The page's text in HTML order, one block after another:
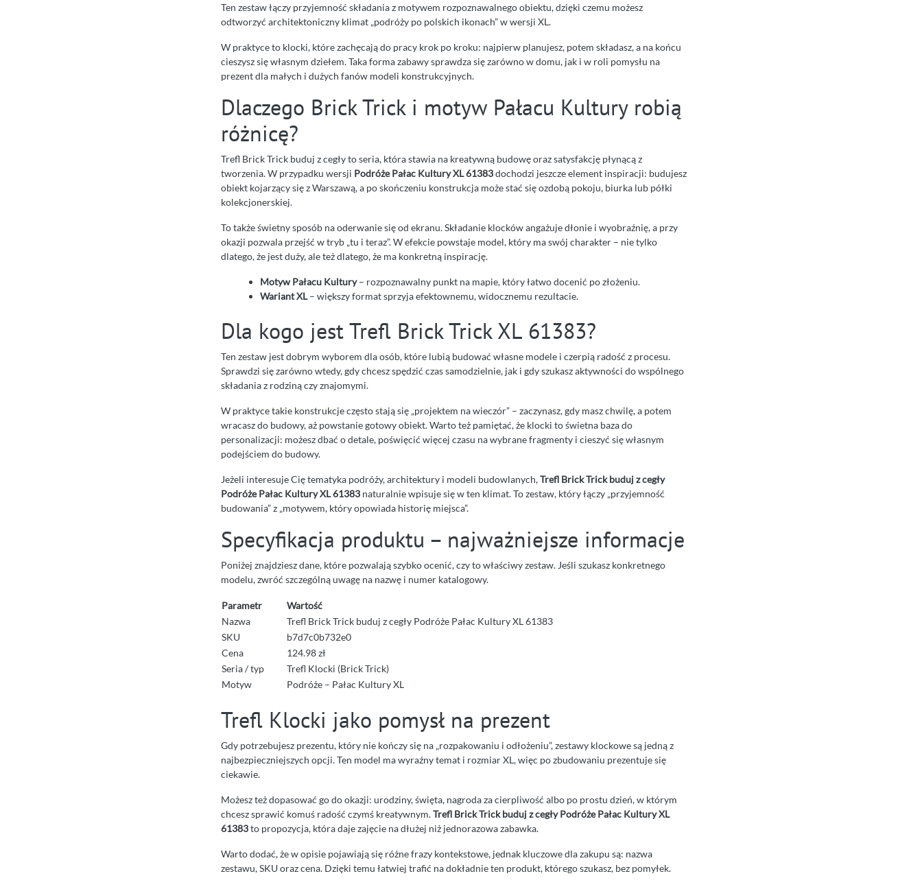
Ten zestaw łączy przyjemność składania z motywem rozpoznawalnego obiektu, dzięki czemu możesz
odtworzyć architektoniczny klimat „podróży po polskich ikonach” w wersji XL.
W praktyce to klocki, które zachęcają do pracy krok po kroku: najpierw planujesz, potem składasz, a na końcu
cieszysz się własnym dziełem. Taka forma zabawy sprawdza się zarówno w domu, jak i w roli pomysłu na
prezent dla małych i dużych fanów modeli konstrukcyjnych.
Dlaczego Brick Trick i motyw Pałacu Kultury robią
różnicę?
Trefl Brick Trick buduj z cegły to seria, która stawia na kreatywną budowę oraz satysfakcję płynącą z
tworzenia. W przypadku wersji Podróże Pałac Kultury XL 61383dochodzi jeszcze element inspiracji: budujesz
obiekt kojarzący się z Warszawą, a po skończeniu konstrukcja może stać się ozdobą pokoju, biurka lub półki
kolekcjonerskiej.
To także świetny sposób na oderwanie się od ekranu. Składanie klocków angażuje dłonie i wyobraźnię, a przy
okazji pozwala przejść w tryb „tu i teraz”. W efekcie powstaje model, który ma swój charakter – nie tylko
dlatego, że jest duży, ale też dlatego, że ma konkretną inspirację.
Motyw Pałacu Kultury– rozpoznawalny punkt na mapie, który łatwo docenić po złożeniu.
Wariant XL– większy format sprzyja efektownemu, widocznemu rezultacie.
Dla kogo jest Trefl Brick Trick XL 61383?
Ten zestaw jest dobrym wyborem dla osób, które lubią budować własne modele i czerpią radość z procesu.
Sprawdzi się zarówno wtedy, gdy chcesz spędzić czas samodzielnie, jak i gdy szukasz aktywności do wspólnego
składania z rodziną czy znajomymi.
W praktyce takie konstrukcje często stają się „projektem na wieczór” – zaczynasz, gdy masz chwilę, a potem
wracasz do budowy, aż powstanie gotowy obiekt. Warto też pamiętać, że klocki to świetna baza do
personalizacji: możesz dbać o detale, poświęcić więcej czasu na wybrane fragmenty i cieszyć się własnym
podejściem do budowy.
Jeżeli interesuje Cię tematyka podróży, architektury i modeli budowlanych,Trefl Brick Trick buduj z cegły
Podróże Pałac Kultury XL 61383 naturalnie wpisuje się w ten klimat. To zestaw, który łączy „przyjemność
budowania” z „motywem, który opowiada historię miejsca”.
Specyfikacja produktu – najważniejsze informacje
Poniżej znajdziesz dane, które pozwalają szybko ocenić, czy to właściwy zestaw. Jeśli szukasz konkretnego
modelu, zwróć szczególną uwagę na nazwę i numer katalogowy.
Parametr
Wartość
Nazwa
Trefl Brick Trick buduj z cegły Podróże Pałac Kultury XL 61383
SKU
b7d7c0b732e0
Cena
124.98 zł
Seria / typ
Trefl Klocki (Brick Trick)
Motyw
Podróże – Pałac Kultury XL
Trefl Klocki jako pomysł na prezent
Gdy potrzebujesz prezentu, który nie kończy się na „rozpakowaniu i odłożeniu”, zestawy klockowe są jedną z
najbezpieczniejszych opcji. Ten model ma wyraźny temat i rozmiar XL, więc po zbudowaniu prezentuje się
ciekawie.
Możesz też dopasować go do okazji: urodziny, święta, nagroda za cierpliwość albo po prostu dzień, w którym
chcesz sprawić komuś radość czymś kreatywnym.Trefl Brick Trick buduj z cegły Podróże Pałac Kultury XL
61383to propozycja, która daje zajęcie na dłużej niż jednorazowa zabawka.
Warto dodać, że w opisie pojawiają się różne frazy kontekstowe, jednak kluczowe dla zakupu są: nazwa
zestawu, SKU oraz cena. Dzięki temu łatwiej trafić na dokładnie ten produkt, którego szukasz, bez pomyłek.